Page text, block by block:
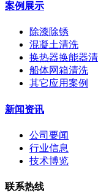
案例展示
除漆除锈
混凝土清洗
换热器换能器
船体网箱清洗
其它应用案例
新闻资讯
公司要闻
行业信息
技术博览
联系热线